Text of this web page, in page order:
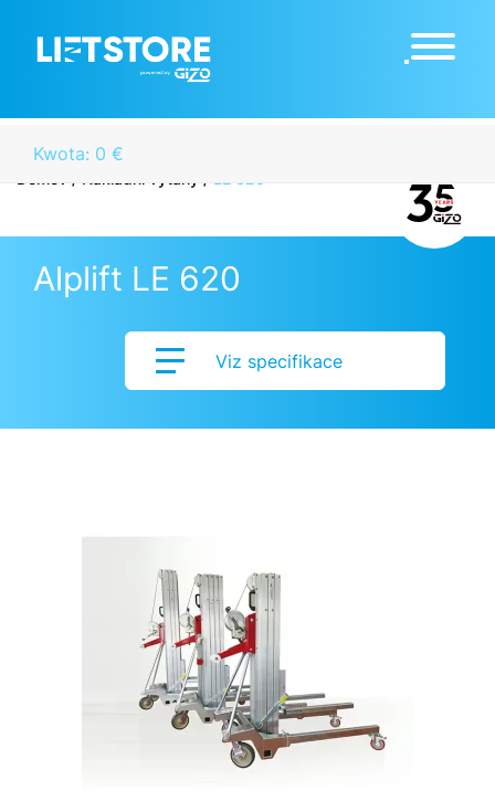
Kwota: 0 €
Alplift LE 620
Viz specifikace